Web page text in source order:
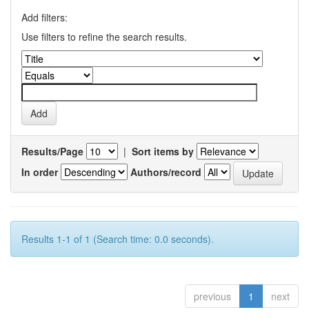
Add filters:
Use filters to refine the search results.
Results/Page | Sort items by
In order
Authors/record
Results 1-1 of 1 (Search time: 0.0 seconds).
previous 1 next